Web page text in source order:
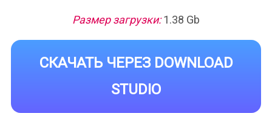
Размер загрузки:1.38 Gb
СКАЧАТЬ ЧЕРЕЗ DOWNLOAD
STUDIO